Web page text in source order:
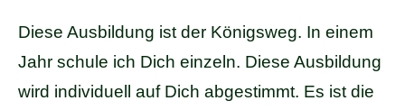
Diese Ausbildung ist der Königsweg. In einem
Jahr schule ich Dich einzeln. Diese Ausbildung
wird individuell auf Dich abgestimmt. Es ist die